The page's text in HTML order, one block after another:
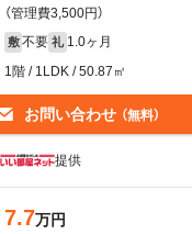
（管理費3,500円）
敷 不要 礼 1.0ヶ月
1階 / 1LDK / 50.87㎡
お問い合わせ （無料）
提供
7.7万円